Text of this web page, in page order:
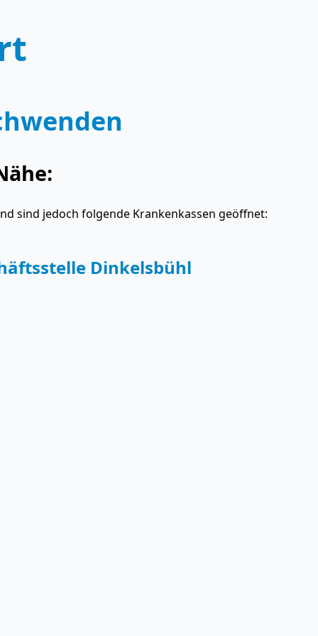
sind jedoch folgende Krankenkassen geöffnet:
Dinkelsbühl